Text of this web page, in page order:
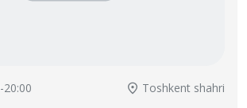
Toshkent shahri